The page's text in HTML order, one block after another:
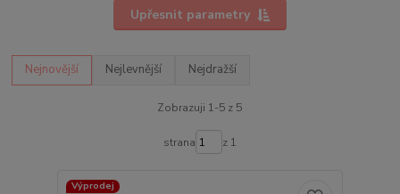
Upřesnit parametry
Nejnovější Nejlevnější Nejdražší
Zobrazuji 1-5 z 5
strana z 1
Výprodej